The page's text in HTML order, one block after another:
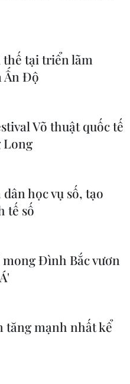
Hải Phòng 2018 với chủ
đã diễn ra tại Quảng
với sự tham dự của
thế tại triển lãm
Ấn Độ
Võ thuật quốc tế
Long
học vụ số, tạo
tế số
Đình Bắc vươn
tăng mạnh nhất kể